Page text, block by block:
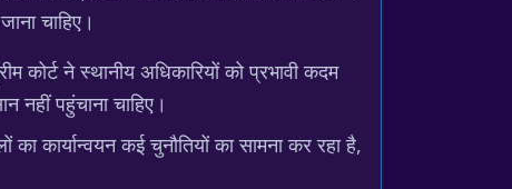
चाहिए।
कोर्ट ने स्थानीय अधिकारियों को प्रभावी कदम
नहीं पहुंचाना चाहिए।
कार्यान्वयन कई चुनौतियों का सामना कर रहा है,